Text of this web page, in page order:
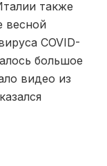
также
весной
COVID-
большое
видео из